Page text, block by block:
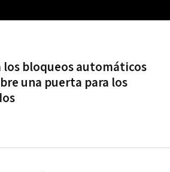
los bloqueos automáticos
una puerta para los